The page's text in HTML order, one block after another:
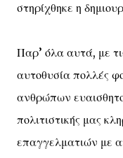
στηρίχθηκε η
Παρ’ όλα αυτά, με
αυτοθυσία πολλές
ανθρώπων
πολιτιστικής μας
επαγγελματιών με